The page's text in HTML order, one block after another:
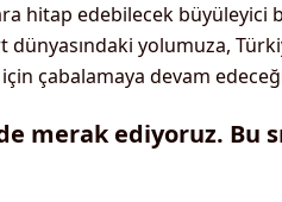
hitap edebilecek büyüleyici
dünyasındaki yolumuza,
çabalamaya devam
merak ediyoruz. Bu